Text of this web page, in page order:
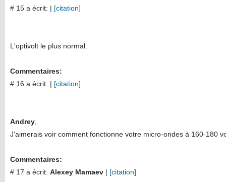
# 15 a écrit: | [citation]
L'optivolt le plus normal.
Commentaires:
# 16 a écrit: | [citation]
Andrey
J'aimerais voir comment fonctionne votre micro-ondes à 160-180
Commentaires:
# 17 a écrit: Alexey Mamaev | [citation]